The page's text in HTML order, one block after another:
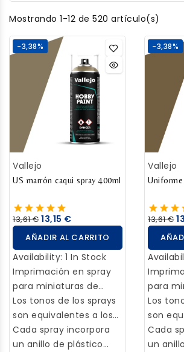
Mostrando 1-12 de 520 artículo(s)
-3,38%
Vallejo
US marrón caqui spray 400ml
13,61 € 13,15 €
AÑADIR AL CARRITO
Availability: 1 In Stock
Imprimación en spray
para miniaturas de
metal, plástico y resina,
con elevada
concentración de
pigmento para su uso
Los tonos de los sprays
son equivalentes a los
de su color
correspondiente en las
Cada spray incorpora
un anillo de plástico
-3,38%
Vallejo
Uniforme
13,61 €
para
metal,
con
Los
son
de su
Cada
un